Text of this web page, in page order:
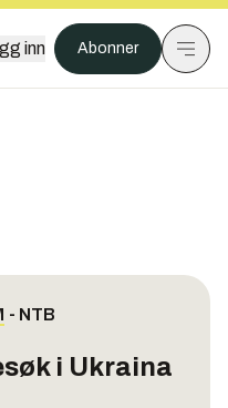
inn Abonner
- NTB
i Ukraina